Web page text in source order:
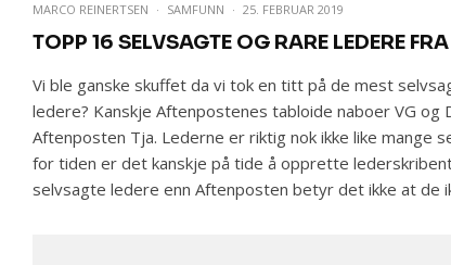
MARCO REINERTSEN · SAMFUNN · 25. FEBRUAR 2019
TOPP 16 SELVSAGTE OG RARE LEDERE
Vi ble ganske skuffet da vi tok en titt på de mest
ledere? Kanskje Aftenpostenes tabloide naboer VG
Aftenposten Tja. Lederne er riktig nok ikke like
for tiden er det kanskje på tide å opprette
selvsagte ledere enn Aftenposten betyr det ikke at de